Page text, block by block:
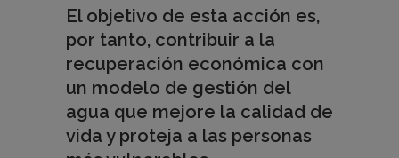
El objetivo de esta acción es,
por tanto, contribuir a la
recuperación económica con
un modelo de gestión del
agua que mejore la calidad de
vida y proteja a las personas